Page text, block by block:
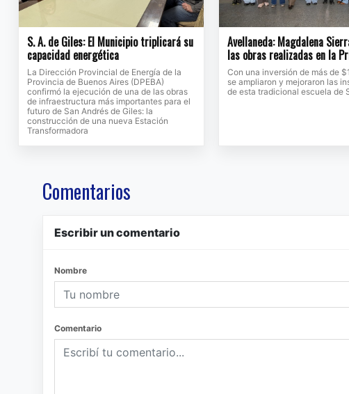
S. A. de Giles: El Municipio triplicará su
capacidad energética
La Dirección Provincial de Energía de la
Provincia de Buenos Aires (DPEBA)
confirmó la ejecución de una de las obras
de infraestructura más importantes para el
futuro de San Andrés de Giles: la
construcción de una nueva Estación
Transformadora
Avellaneda: Magdalena
las obras realizadas en la
Con una inversión de más de
se ampliaron y mejoraron las
de esta tradicional escuela de
Comentarios
Escribir un comentario
Nombre
Comentario